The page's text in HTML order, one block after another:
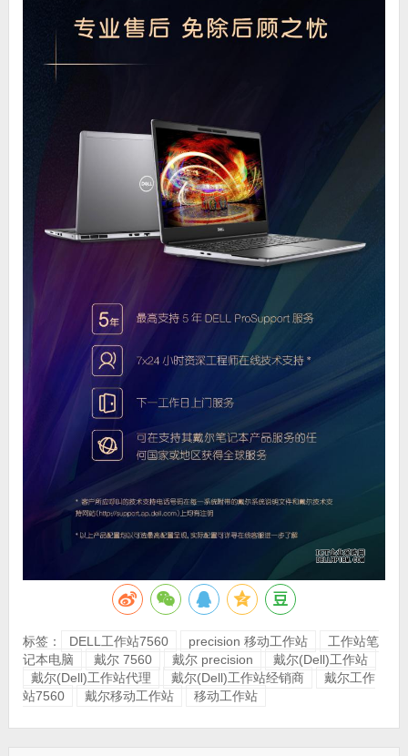
标签： DELL工作站7560 precision 移动工作站
工作站笔
记本电脑
戴尔 7560 戴尔 precision
戴尔(Dell)工作站
戴尔(Dell)工作站代理
戴尔(Dell)工作站经销商
戴尔工作
站7560
戴尔移动工作站 移动工作站